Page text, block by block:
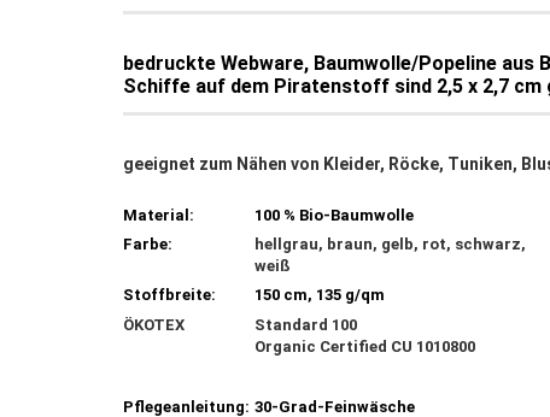
bedruckte Webware, Baumwolle/Popeline aus
Schiffe auf dem Piratenstoff sind 2,5 x 2,7 cm
geeignet zum Nähen von Kleider, Röcke, Tuniken,
Material:
100 % Bio-Baumwolle
Farbe:
hellgrau, braun, gelb, rot, schwarz,
weiß
Stoffbreite:
150 cm, 135 g/qm
ÖKOTEX
Standard 100
Organic Certified CU 1010800
Pflegeanleitung: 30-Grad-Feinwäsche